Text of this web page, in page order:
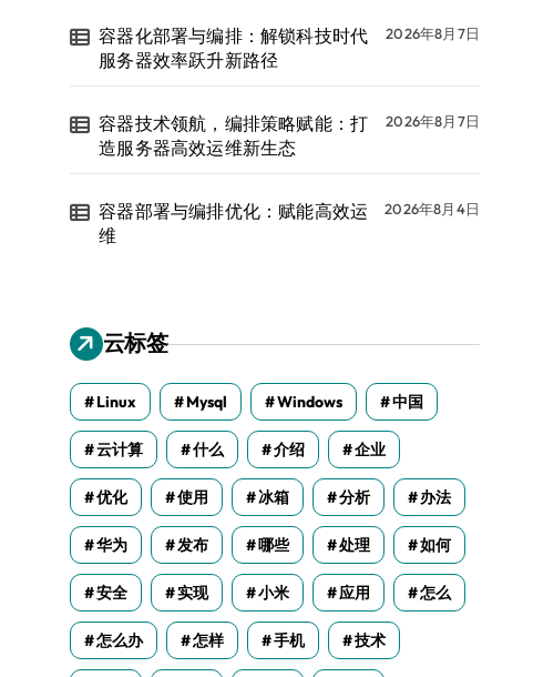
容器化部署与编排：解锁科技时代
服务器效率跃升新路径
2026年8月7日
容器技术领航，编排策略赋能：打
造服务器高效运维新生态
2026年8月7日
容器部署与编排优化：赋能高效运
维
2026年8月4日
云标签
Linux Mysql Windows 中国
云计算 什么 介绍 企业
优化 使用 冰箱 分析 办法
华为 发布 哪些 处理 如何
安全 实现 小米 应用 怎么
怎么办 怎样 手机 技术